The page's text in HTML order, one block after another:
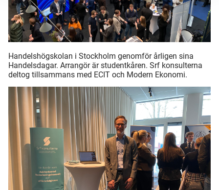
Handelshögskolan i Stockholm genomför årligen sina
Handelsdagar. Arrangör är studentkåren. Srf konsulterna
deltog tillsammans med ECIT och Modern Ekonomi.